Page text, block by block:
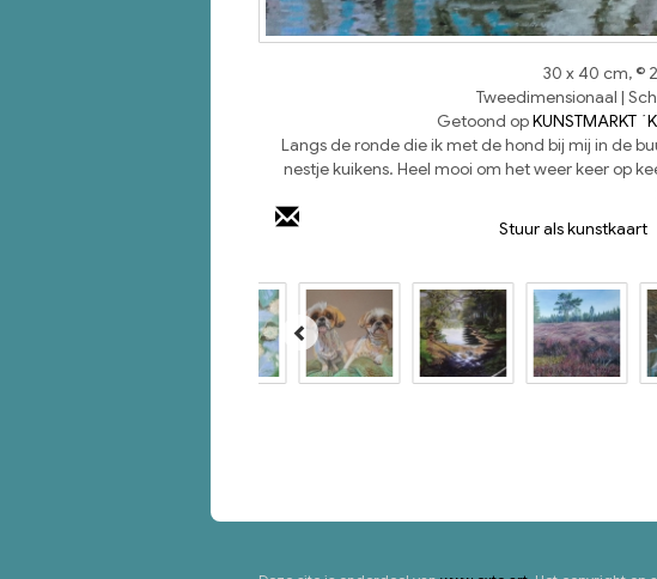
30 x 40 cm, ©
Tweedimensionaal |
Getoond opKUNSTMARKT
Langs de ronde die ik met de hond bij mij in de
nestje kuikens. Heel mooi om het weer keer op
Stuur als kunstkaart